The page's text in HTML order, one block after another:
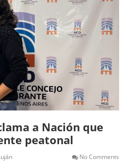
a Nación que
peatonal
No Comments